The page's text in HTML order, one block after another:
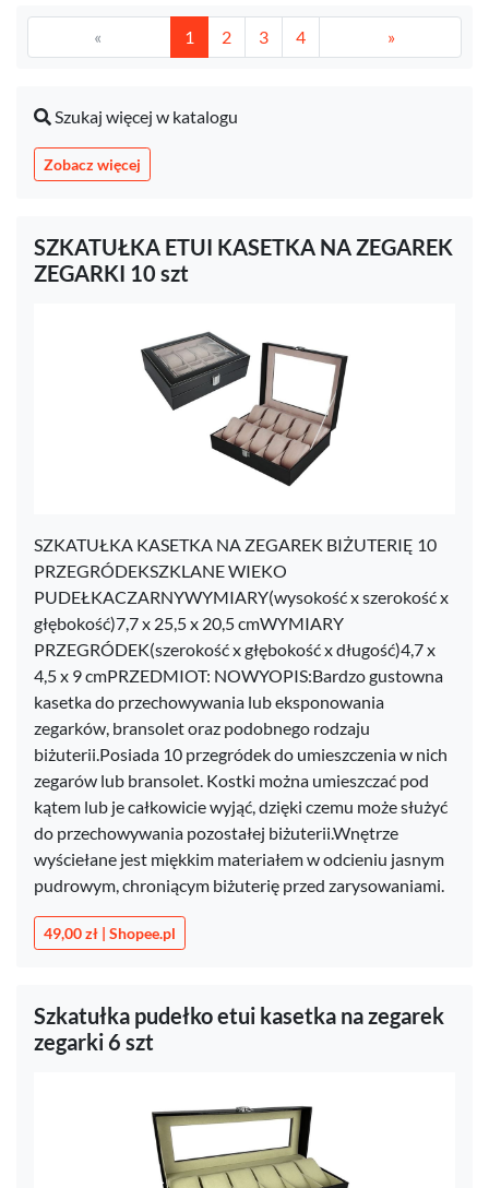
« 1 2 3 4 »
Szukaj więcej w katalogu
Zobacz więcej
SZKATUŁKA ETUI KASETKA NA ZEGAREK
ZEGARKI 10 szt
SZKATUŁKA KASETKA NA ZEGAREK BIŻUTERIĘ 10
PRZEGRÓDEKSZKLANE WIEKO
PUDEŁKACZARNYWYMIARY(wysokość x szerokość x
głębokość)7,7 x 25,5 x 20,5 cmWYMIARY
PRZEGRÓDEK(szerokość x głębokość x długość)4,7 x
4,5 x 9 cmPRZEDMIOT: NOWYOPIS:Bardzo gustowna
kasetka do przechowywania lub eksponowania
zegarków, bransolet oraz podobnego rodzaju
biżuterii.Posiada 10 przegródek do umieszczenia w nich
zegarów lub bransolet. Kostki można umieszczać pod
kątem lub je całkowicie wyjąć, dzięki czemu może służyć
do przechowywania pozostałej biżuterii.Wnętrze
wyściełane jest miękkim materiałem w odcieniu jasnym
pudrowym, chroniącym biżuterię przed zarysowaniami.
49,00 zł | Shopee.pl
Szkatułka pudełko etui kasetka na zegarek
zegarki 6 szt